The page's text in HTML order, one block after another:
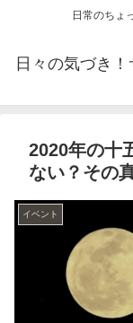
日常のちょ
日々の気づき
2020年の十
ない？その
イベント